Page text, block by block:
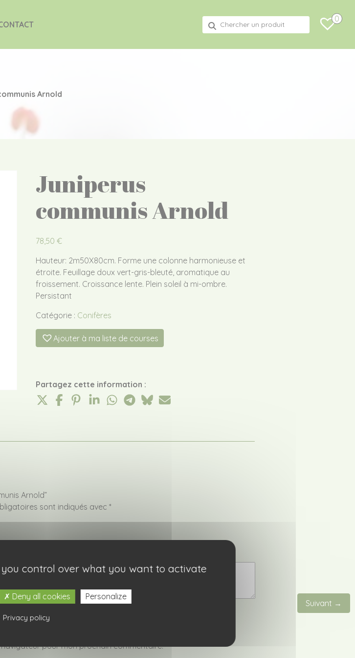
Recherche
pour :
0
Arnold
Suivant →
Juniperus
communis Arnold
78,50 €
Hauteur: 2m50X80cm. Forme une colonne harmonieuse et
étroite. Feuillage doux vert-gris-bleuté, aromatique au
froissement. Croissance lente. Plein soleil à mi-ombre.
Persistant
Catégorie : Conifères
Ajouter à ma liste de courses
Partagez cette information :
Arnold”
sont indiqués avec *
pour mon prochain commentaire.
control over what you want to activate
Deny all cookies Personalize
Privacy policy